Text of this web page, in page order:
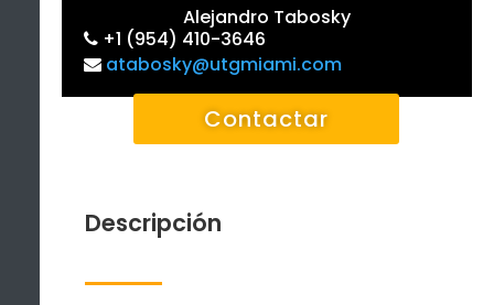
Alejandro Tabosky
+1 (954) 410-3646
atabosky@utgmiami.com
Contactar
Descripción